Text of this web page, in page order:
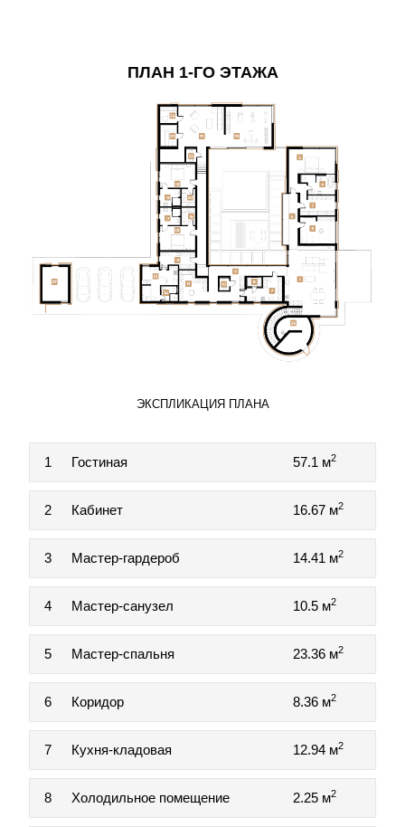
ПЛАН 1-ГО ЭТАЖА
ЭКСПЛИКАЦИЯ ПЛАНА
1 Гостиная 57.1 м2
2 Кабинет 16.67 м2
3 Мастер-гардероб 14.41 м2
4 Мастер-санузел 10.5 м2
5 Мастер-спальня 23.36 м2
6 Коридор 8.36 м2
7 Кухня-кладовая 12.94 м2
8 Холодильное помещение 2.25 м2